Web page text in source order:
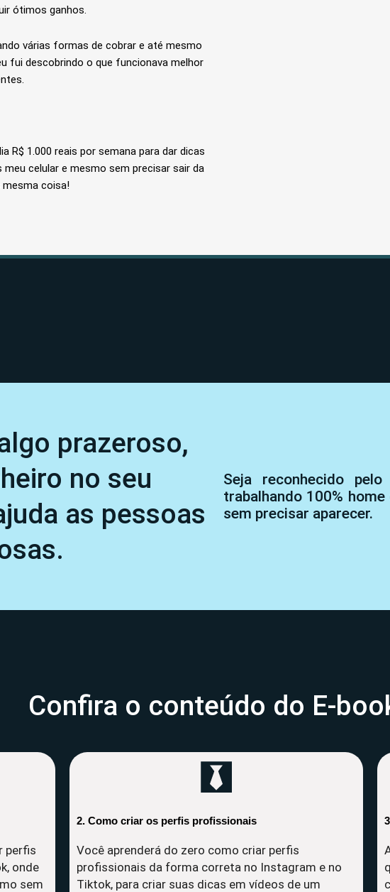
ótimos ganhos.
várias formas de cobrar e até mesmo
fui descobrindo o que funcionava melhor
R$ 1.000 reais por semana para dar dicas
meu celular e mesmo sem precisar sair da
mesma coisa!
prazeroso,
no seu
as pessoas
Seja reconhecido
trabalhando 100%
sem precisar aparecer.
Confira o conteúdo do E-
perfis
onde
sem
2. Como criar os perfis profissionais
Você aprenderá do zero como criar perfis
profissionais da forma correta no Instagram e no
Tiktok, para criar suas dicas em vídeos de um